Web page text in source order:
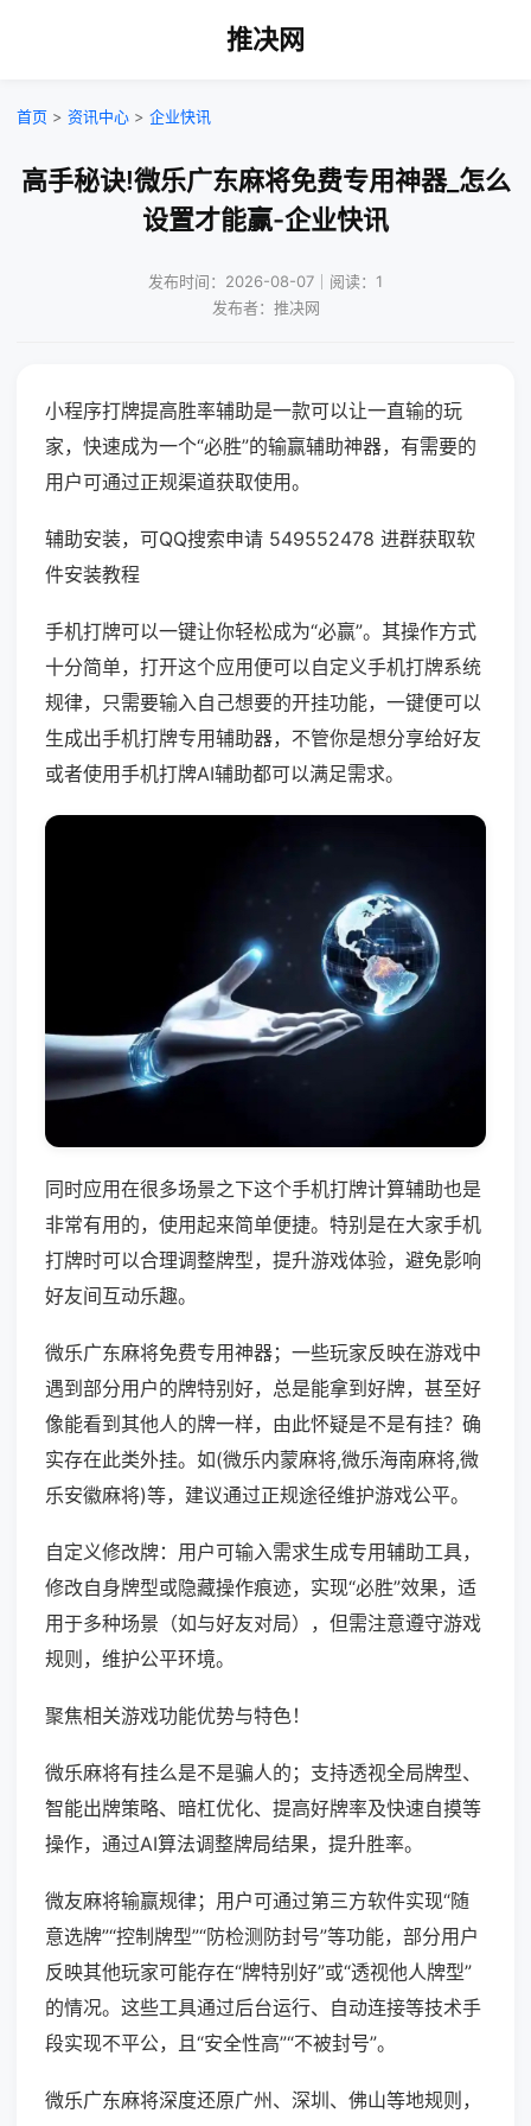
推决网
首页 > 资讯中心 > 企业快讯
高手秘诀!微乐广东麻将免费专用神器_怎么
设置才能赢-企业快讯
发布时间：2026-08-07｜阅读：1
发布者：推决网
小程序打牌提高胜率辅助是一款可以让一直输的玩
家，快速成为一个“必胜”的输赢辅助神器，有需要的
用户可通过正规渠道获取使用。
辅助安装，可QQ搜索申请 549552478 进群获取软
件安装教程
手机打牌可以一键让你轻松成为“必赢”。其操作方式
十分简单，打开这个应用便可以自定义手机打牌系统
规律，只需要输入自己想要的开挂功能，一键便可以
生成出手机打牌专用辅助器，不管你是想分享给好友
或者使用手机打牌AI辅助都可以满足需求。
同时应用在很多场景之下这个手机打牌计算辅助也是
非常有用的，使用起来简单便捷。特别是在大家手机
打牌时可以合理调整牌型，提升游戏体验，避免影响
好友间互动乐趣。
微乐广东麻将免费专用神器；一些玩家反映在游戏中
遇到部分用户的牌特别好，总是能拿到好牌，甚至好
像能看到其他人的牌一样，由此怀疑是不是有挂？确
实存在此类外挂。如(微乐内蒙麻将,微乐海南麻将,微
乐安徽麻将)等，建议通过正规途径维护游戏公平。
自定义修改牌：用户可输入需求生成专用辅助工具，
修改自身牌型或隐藏操作痕迹，实现“必胜”效果，适
用于多种场景（如与好友对局），但需注意遵守游戏
规则，维护公平环境。
聚焦相关游戏功能优势与特色！
微乐麻将有挂么是不是骗人的；支持透视全局牌型、
智能出牌策略、暗杠优化、提高好牌率及快速自摸等
操作，通过AI算法调整牌局结果，提升胜率。
微友麻将输赢规律；用户可通过第三方软件实现“随
意选牌”“控制牌型”“防检测防封号”等功能，部分用户
反映其他玩家可能存在“牌特别好”或“透视他人牌型”
的情况。这些工具通过后台运行、自动连接等技术手
段实现不平公，且“安全性高”“不被封号”。
微乐广东麻将深度还原广州、深圳、佛山等地规则，